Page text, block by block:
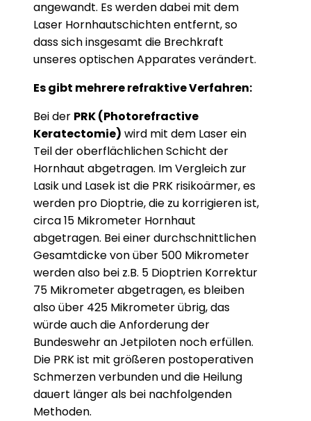
angewandt. Es werden dabei mit dem
Laser Hornhautschichten entfernt, so
dass sich insgesamt die Brechkraft
unseres optischen Apparates verändert.
Es gibt mehrere refraktive Verfahren:
Bei der PRK (Photorefractive
Keratectomie) wird mit dem Laser ein
Teil der oberflächlichen Schicht der
Hornhaut abgetragen. Im Vergleich zur
Lasik und Lasek ist die PRK risikoärmer, es
werden pro Dioptrie, die zu korrigieren ist,
circa 15 Mikrometer Hornhaut
abgetragen. Bei einer durchschnittlichen
Gesamtdicke von über 500 Mikrometer
werden also bei z.B. 5 Dioptrien Korrektur
75 Mikrometer abgetragen, es bleiben
also über 425 Mikrometer übrig, das
würde auch die Anforderung der
Bundeswehr an Jetpiloten noch erfüllen.
Die PRK ist mit größeren postoperativen
Schmerzen verbunden und die Heilung
dauert länger als bei nachfolgenden
Methoden.